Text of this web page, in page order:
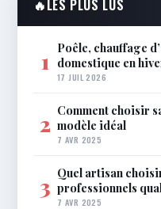
🔥LES PLUS LUS
1
Poêle, chauffage
domestique en
17 JUIL 2026
2 Comment choisir
modèle idéal
7 AVR 2025
3 Quel artisan
professionnels
7 AVR 2025